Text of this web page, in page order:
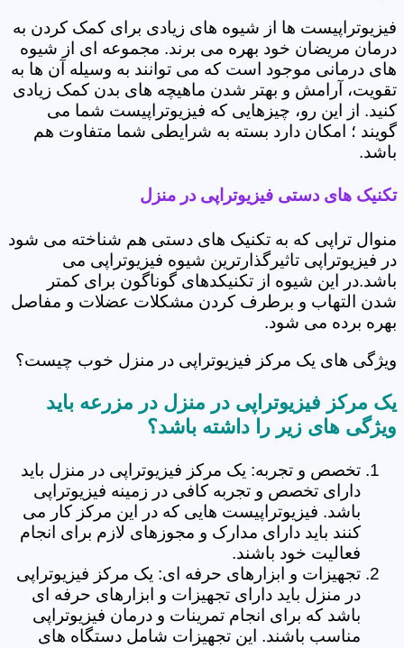
فیزیوتراپیست ها از شیوه های زیادی برای کمک کردن به
درمان مریضان خود بهره می برند. مجموعه ای از شیوه
های درمانی موجود است که می توانند به وسیله آن ها به
تقویت، آرامش و بهتر شدن ماهیچه های بدن کمک زیادی
کنید. از این رو، چیزهایی که فیزیوتراپیست شما می
گویند ؛ امکان دارد بسته به شرایطی شما متفاوت هم
باشد.
تکنیک های دستی فیزیوتراپی در منزل
منوال تراپی که به تکنیک های دستی هم شناخته می شود
در فیزیوتراپی تاثیرگذارترین شیوه فیزیوتراپی می
باشد.در این شیوه از تکنیکدهای گوناگون برای کمتر
شدن التهاب و برطرف کردن مشکلات عضلات و مفاصل
بهره برده می شود.
ویژگی های یک مرکز فیزیوتراپی در منزل خوب چیست؟
یک مرکز فیزیوتراپی در منزل در مزرعه باید
ویژگی های زیر را داشته باشد؟
تخصص و تجربه: یک مرکز فیزیوتراپی در منزل باید
دارای تخصص و تجربه کافی در زمینه فیزیوتراپی
باشد. فیزیوتراپیست هایی که در این مرکز کار می
کنند باید دارای مدارک و مجوزهای لازم برای انجام
فعالیت خود باشند.
تجهیزات و ابزارهای حرفه ای: یک مرکز فیزیوتراپی
در منزل باید دارای تجهیزات و ابزارهای حرفه ای
باشد که برای انجام تمرینات و درمان فیزیوتراپی
مناسب باشند. این تجهیزات شامل دستگاه های